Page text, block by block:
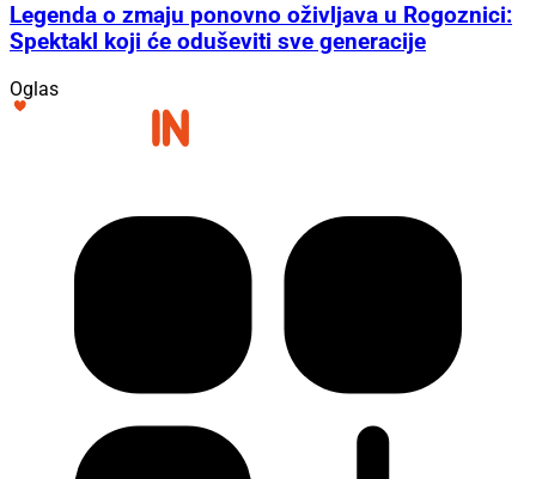
Legenda o zmaju ponovno oživljava u Rogoznici:
Spektakl koji će oduševiti sve generacije
Oglas